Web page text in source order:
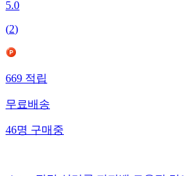
5.0
(2)
669적립
무료배송
46명구매중